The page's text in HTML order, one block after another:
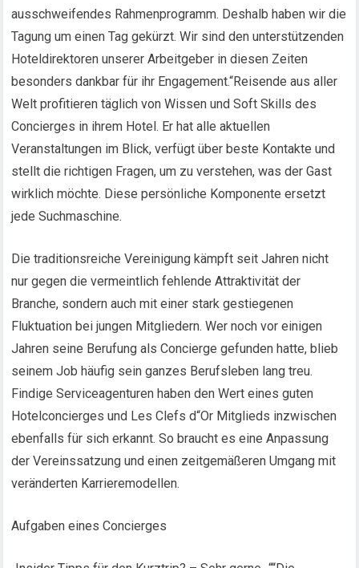
ausschweifendes Rahmenprogramm. Deshalb haben wir die
Tagung um einen Tag gekürzt. Wir sind den unterstützenden
Hoteldirektoren unserer Arbeitgeber in diesen Zeiten
besonders dankbar für ihr Engagement.“Reisende aus aller
Welt profitieren täglich von Wissen und Soft Skills des
Concierges in ihrem Hotel. Er hat alle aktuellen
Veranstaltungen im Blick, verfügt über beste Kontakte und
stellt die richtigen Fragen, um zu verstehen, was der Gast
wirklich möchte. Diese persönliche Komponente ersetzt
jede Suchmaschine.
Die traditionsreiche Vereinigung kämpft seit Jahren nicht
nur gegen die vermeintlich fehlende Attraktivität der
Branche, sondern auch mit einer stark gestiegenen
Fluktuation bei jungen Mitgliedern. Wer noch vor einigen
Jahren seine Berufung als Concierge gefunden hatte, blieb
seinem Job häufig sein ganzes Berufsleben lang treu.
Findige Serviceagenturen haben den Wert eines guten
Hotelconcierges und Les Clefs d“Or Mitglieds inzwischen
ebenfalls für sich erkannt. So braucht es eine Anpassung
der Vereinssatzung und einen zeitgemäßeren Umgang mit
veränderten Karrieremodellen.
Aufgaben eines Concierges